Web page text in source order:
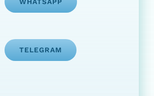
TELEGRAM